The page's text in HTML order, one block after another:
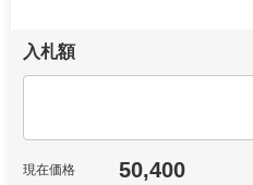
入札額
現在価格 50,400